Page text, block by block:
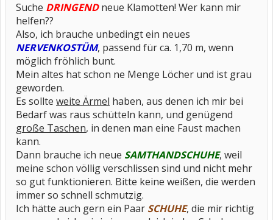
Suche DRINGENDneue Klamotten! Wer kann mir
helfen??
Also, ich brauche unbedingt ein neues
NERVENKOSTÜM, passend für ca. 1,70 m, wenn
möglich fröhlich bunt.
Mein altes hat schon ne Menge Löcher und ist grau
geworden.
Es sollte weite Ärmel haben, aus denen ich mir bei
Bedarf was raus schütteln kann, und genügend
große Taschen, in denen man eine Faust machen
kann.
Dann brauche ich neue SAMTHANDSCHUHE, weil
meine schon völlig verschlissen sind und nicht mehr
so gut funktionieren. Bitte keine weißen, die werden
immer so schnell schmutzig.
Ich hätte auch gern ein Paar SCHUHE, die mir richtig